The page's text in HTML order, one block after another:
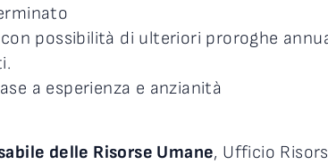
possibilità di ulteriori proroghe
a esperienza e anzianità
delle Risorse Umane, Ufficio